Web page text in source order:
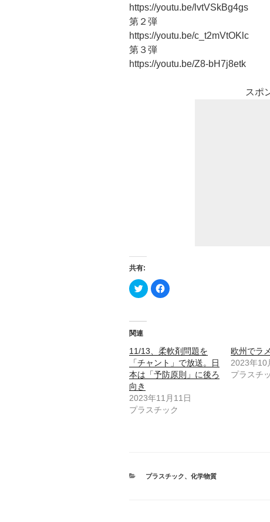
https://youtu.be/lvtVSkBg4gs
第２弾
https://youtu.be/c_t2mVtOKlc
第３弾
https://youtu.be/Z8-bH7j8etk
スポ
共有:
ク
リ
て
t
t
e
r
で
有
(
新
し
き
F
a
共
有
す
る
に
ク
リ
ッ
ク
し
関連
11/13、柔軟剤問題を
「チャント」で放送。日
本は「予防原則」に後ろ
向き
2023年11月11日
プラスチック
欧州でラ
2023年10
プラスチ
カ
プラスチック、 化学物質